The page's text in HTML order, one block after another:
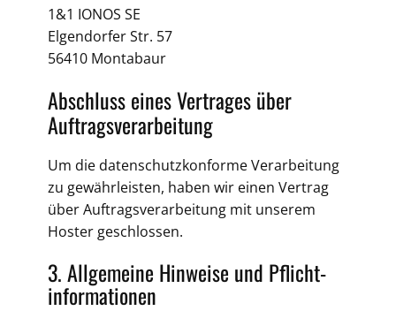
1&1 IONOS SE
Elgendorfer Str. 57
56410 Montabaur
Abschluss eines Vertrages über
Auftragsverarbeitung
Um die datenschutzkonforme Verarbeitung
zu gewährleisten, haben wir einen Vertrag
über Auftragsverarbeitung mit unserem
Hoster geschlossen.
3. Allgemeine Hinweise und Pflicht­
informationen